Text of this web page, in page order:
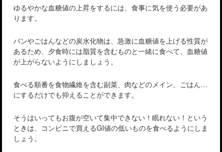
ゆるやかな血糖値の上昇をするには、食事に気を使う必要があ
ります。
パンやごはんなどの炭水化物は、急激に血糖値を上げる性質が
あるため、夕食時には脂質を含むものと一緒に食べて、血糖値
が上がらないようにしましょう。
食べる順番を食物繊維を含む副菜、肉などのメイン、ごはん…
にするだけでも抑えることができます。
そうはいってもお腹が空いて集中できない！眠れない！という
ときは、コンビニで買えるGI値の低いものを食べるようにしま
しょう。